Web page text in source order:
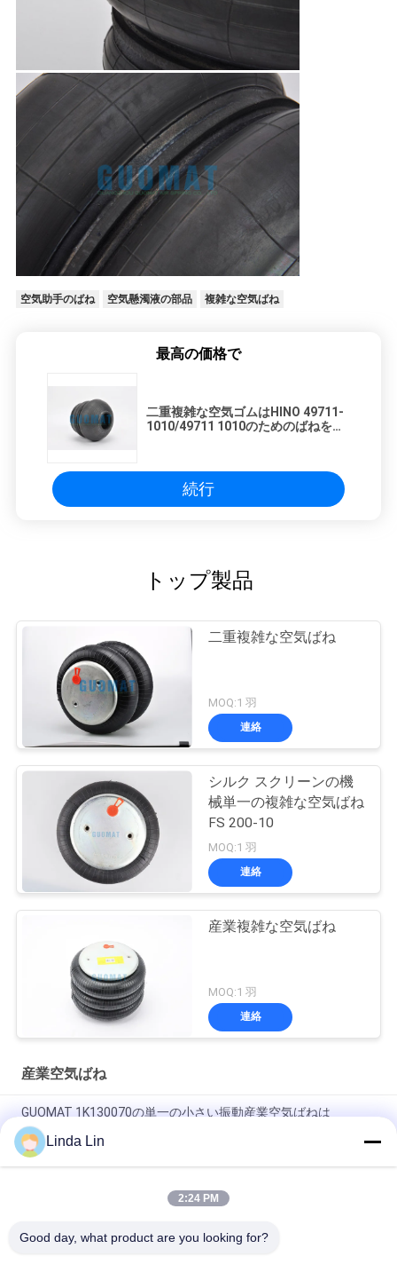
空気助手のばね 空気懸濁液の部品 複雑な空気ばね
最高の価格で
二重複雑な空気ゴムはHINO 49711-
1010/49711 1010のためのばねをど
続行
トップ製品
二重複雑な空気ばね
MOQ:1 羽
連絡
シルク スクリーンの機
械単一の複雑な空気ばね
FS 200-10
MOQ:1 羽
連絡
産業複雑な空気ばね
MOQ:1 羽
連絡
産業空気ばね
GUOMAT 1K130070の単一の小さい振動産業空気ばねは
Goodyear 1B5-500を示します
ゴム製鋼鉄EB-165-65 Festoの空気ばねのアクチュエーター
Linda Lin
2:24 PM
Good day, what product are you looking for?